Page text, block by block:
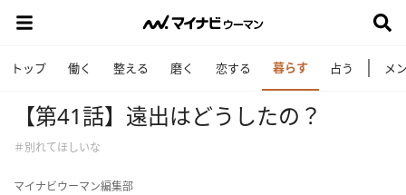
トップ 働く 整える 磨く 恋する 暮らす 占う メ
【第41話】遠出はどうしたの？
＃別れてほしいな
マイナビウーマン編集部